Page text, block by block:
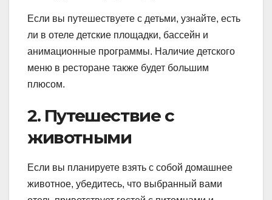
Если вы путешествуете с детьми, узнайте, есть
ли в отеле детские площадки, бассейн и
анимационные программы. Наличие детского
меню в ресторане также будет большим
плюсом.
2. Путешествие с
животными
Если вы планируете взять с собой домашнее
животное, убедитесь, что выбранный вами